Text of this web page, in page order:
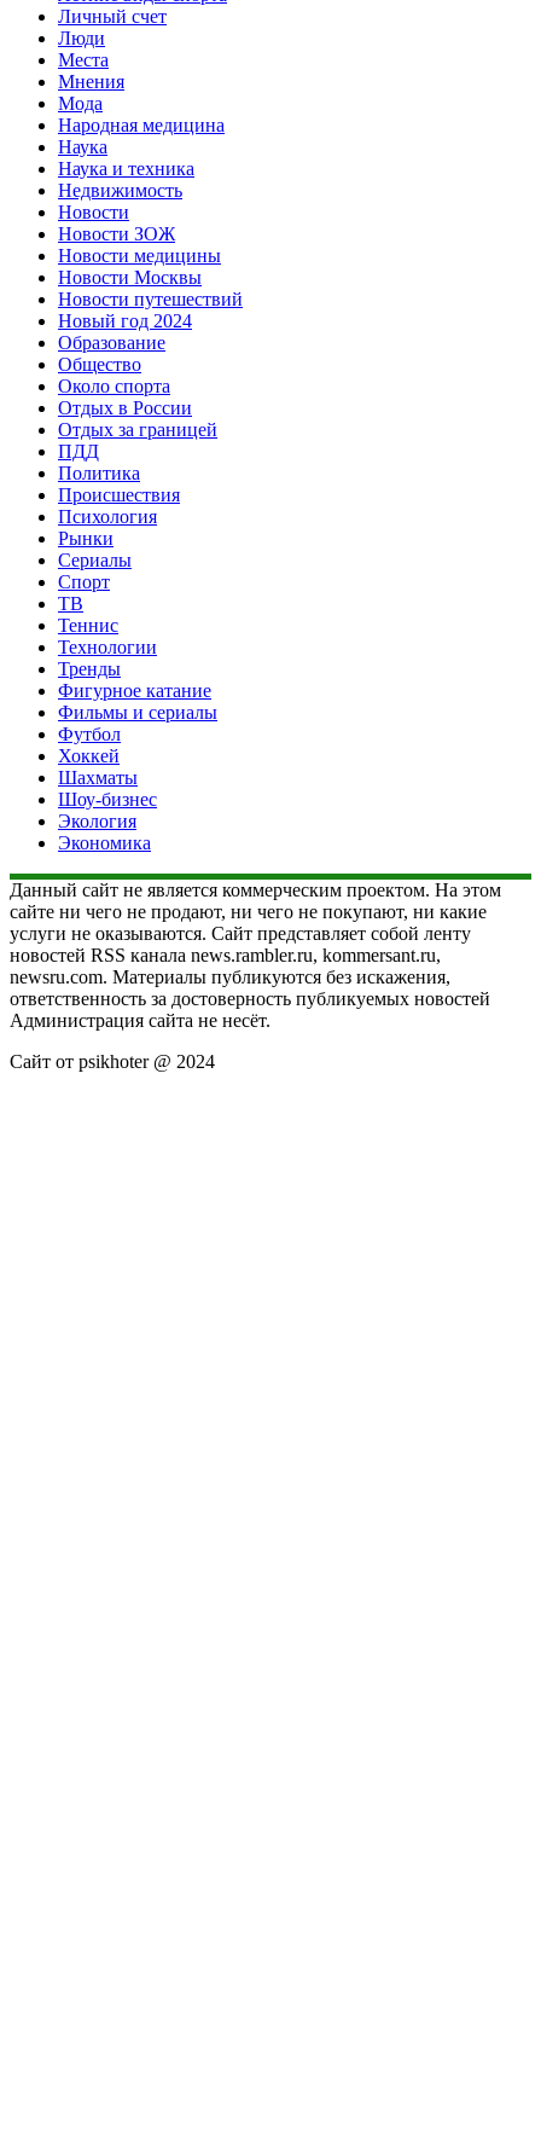
Личный счет
Люди
Места
Мнения
Мода
Народная медицина
Наука
Наука и техника
Недвижимость
Новости
Новости ЗОЖ
Новости медицины
Новости Москвы
Новости путешествий
Новый год 2024
Образование
Общество
Около спорта
Отдых в России
Отдых за границей
ПДД
Политика
Происшествия
Психология
Рынки
Сериалы
Спорт
ТВ
Теннис
Технологии
Тренды
Фигурное катание
Фильмы и сериалы
Футбол
Хоккей
Шахматы
Шоу-бизнес
Экология
Экономика
Данный сайт не является коммерческим проектом. На этом
сайте ни чего не продают, ни чего не покупают, ни какие
услуги не оказываются. Сайт представляет собой ленту
новостей RSS канала news.rambler.ru, kommersant.ru,
newsru.com. Материалы публикуются без искажения,
ответственность за достоверность публикуемых новостей
Администрация сайта не несёт.
Сайт от psikhoter @ 2024